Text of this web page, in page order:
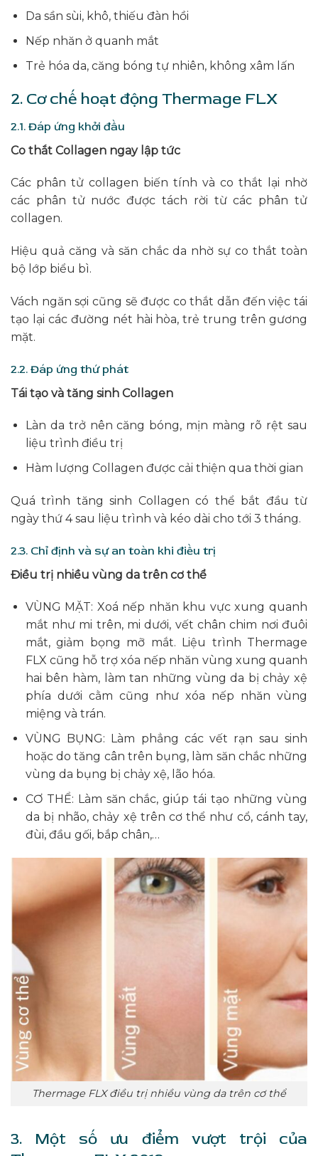
Da sần sùi, khô, thiếu đàn hồi
Nếp nhăn ở quanh mắt
Trẻ hóa da, căng bóng tự nhiên, không xâm lấn
2. Cơ chế hoạt động Thermage FLX
2.1. Đáp ứng khởi đầu
Co thắt Collagen ngay lập tức
Các phân tử collagen biến tính và co thắt lại nhờ
các phân tử nước được tách rời từ các phân tử
collagen.
Hiệu quả căng và săn chắc da nhờ sự co thắt toàn
bộ lớp biểu bì.
Vách ngăn sợi cũng sẽ được co thắt dẫn đến việc tái
tạo lại các đường nét hài hòa, trẻ trung trên gương
mặt.
2.2. Đáp ứng thứ phát
Tái tạo và tăng sinh Collagen
Làn da trở nên căng bóng, mịn màng rõ rệt sau
liệu trình điều trị
Hàm lượng Collagen được cải thiện qua thời gian
Quá trình tăng sinh Collagen có thể bắt đầu từ
ngày thứ 4 sau liệu trình và kéo dài cho tới 3 tháng.
2.3. Chỉ định và sự an toàn khi điều trị
Điều trị nhiều vùng da trên cơ thể
VÙNG MẶT: Xoá nếp nhăn khu vực xung quanh
mắt như mi trên, mi dưới, vết chân chim nơi đuôi
mắt, giảm bọng mỡ mắt. Liệu trình Thermage
FLX cũng hỗ trợ xóa nếp nhăn vùng xung quanh
hai bên hàm, làm tan những vùng da bị chảy xệ
phía dưới cằm cũng như xóa nếp nhăn vùng
miệng và trán.
VÙNG BỤNG: Làm phẳng các vết rạn sau sinh
hoặc do tăng cân trên bụng, làm săn chắc những
vùng da bụng bị chảy xệ, lão hóa.
CƠ THỂ: Làm săn chắc, giúp tái tạo những vùng
da bị nhão, chảy xệ trên cơ thể như cổ, cánh tay,
đùi, đầu gối, bắp chân,…
Thermage FLX điều trị nhiều vùng da trên cơ thể
3. Một số ưu điểm vượt trội của